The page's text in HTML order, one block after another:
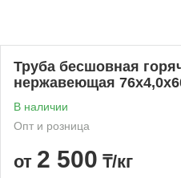
Труба бесшовная
нержавеющая
В наличии
Опт и розница
от 2 500 ₸/кг